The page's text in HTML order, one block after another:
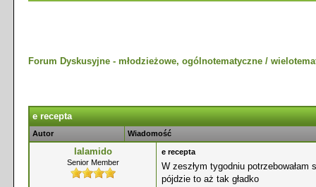
Forum Dyskusyjne - młodzieżowe, ogólnotematyczne /
e recepta
Autor Wiadomość
lalamido
Senior Member
e recepta
W zeszłym tygodniu
pójdzie to aż tak gładko